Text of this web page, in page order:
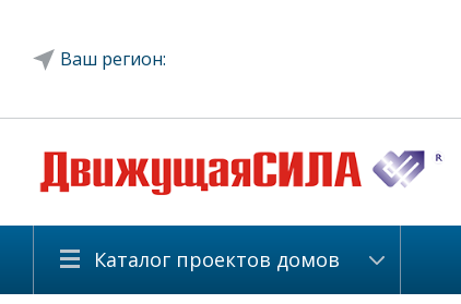
Ваш регион:
Каталог проектов домов